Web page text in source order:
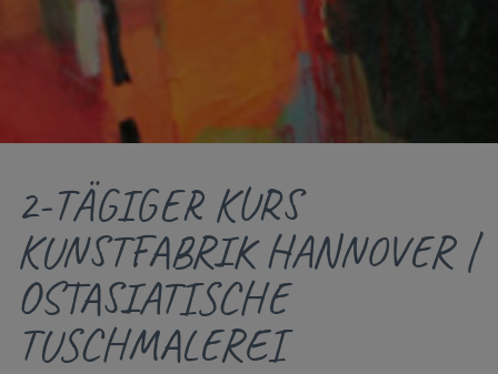
2-TÄGIGER KURS
KUNSTFABRIK HANNOVER |
OSTASIATISCHE
TUSCHMALEREI